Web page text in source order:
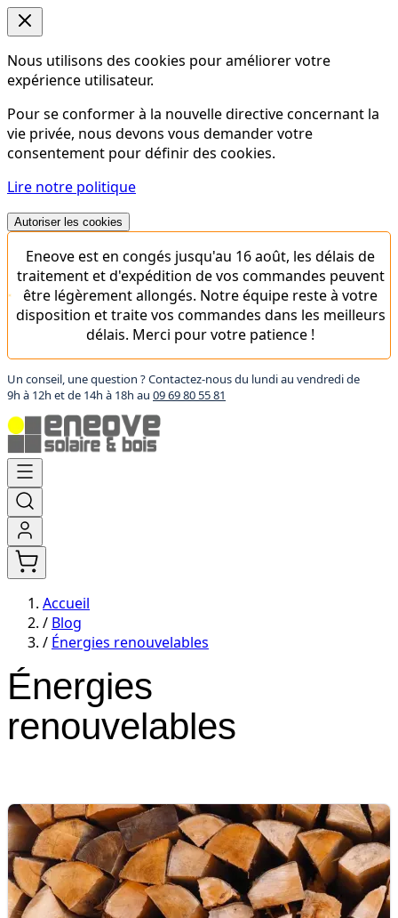
Nous utilisons des cookies pour améliorer votre
expérience utilisateur.
Pour se conformer à la nouvelle directive concernant la
vie privée, nous devons vous demander votre
consentement pour définir des cookies.
Lire notre politique
Autoriser les cookies
Eneove est en congés jusqu'au 16 août, les délais de
traitement et d'expédition de vos commandes peuvent
être légèrement allongés. Notre équipe reste à votre
disposition et traite vos commandes dans les meilleurs
délais. Merci pour votre patience !
Un conseil, une question ? Contactez-nous du lundi au vendredi de
9h à 12h et de 14h à 18h au 09 69 80 55 81
Aller
contenu
Accueil
/ Blog
/ Énergies renouvelables
Énergies
renouvelables